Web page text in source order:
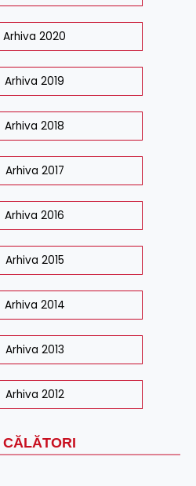
CĂLĂTORI
Arhiva 2020
Arhiva 2019
Arhiva 2018
Arhiva 2017
Arhiva 2016
Arhiva 2015
Arhiva 2014
Arhiva 2013
Arhiva 2012